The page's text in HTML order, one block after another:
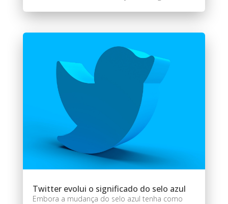
Twitter evolui o significado do selo azul
Embora a mudança do selo azul tenha como